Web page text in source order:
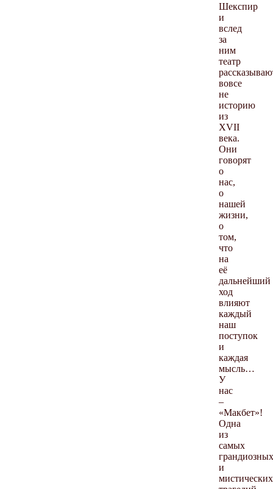
Шекспир
и
вслед
за
ним
театр
вовсе
не
историю
из
XVII
века.
Они
говорят
о
нас,
о
нашей
жизни,
о
том,
что
на
её
дальнейший
ход
влияют
каждый
наш
поступок
и
каждая
мысль…
У
нас
–
«Макбет»!
Одна
из
самых
грандиозных
и
мистических